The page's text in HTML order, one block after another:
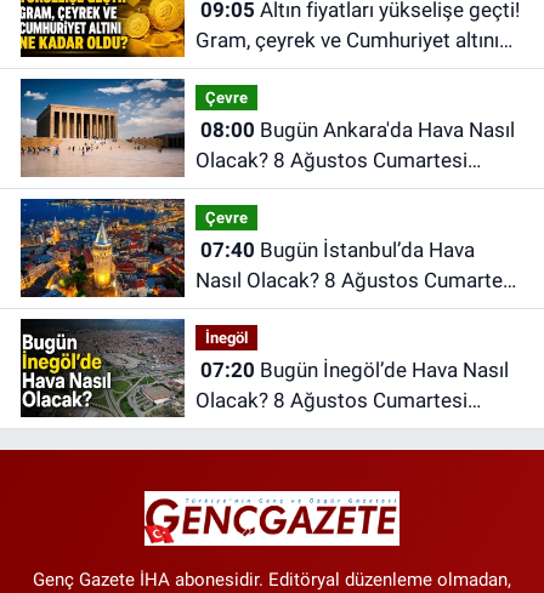
09:05
Gram, çeyrek ve Cumhuriyet altını
ne kadar oldu?
Çevre
08:00
Olacak? 8 Ağustos Cumartesi
Ankara Hava Durumu
Çevre
07:40
Nasıl Olacak? 8 Ağustos Cumartesi
İstanbul Hava Durumu
İnegöl
07:20
Olacak? 8 Ağustos Cumartesi
İnegöl Hava Durumu
Genç Gazete İHA abonesidir. Editöryal düzenleme olmadan,